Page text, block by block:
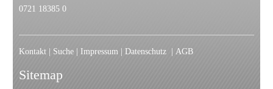
0721 18385 0
Kontakt Suche Impressum Datenschutz AGB
Sitemap